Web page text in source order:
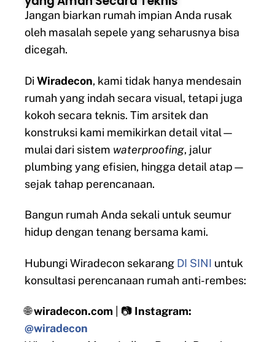
Jangan biarkan rumah impian Anda rusak
oleh masalah sepele yang seharusnya bisa
dicegah.
Di Wiradecon, kami tidak hanya mendesain
rumah yang indah secara visual, tetapi juga
kokoh secara teknis. Tim arsitek dan
konstruksi kami memikirkan detail vital—
mulai dari sistem waterproofing, jalur
plumbing yang efisien, hingga detail atap—
sejak tahap perencanaan.
Bangun rumah Anda sekali untuk seumur
hidup dengan tenang bersama kami.
Hubungi Wiradecon sekarang DI SINI untuk
konsultasi perencanaan rumah anti-rembes:
🌐wiradecon.com | 📷 Instagram:
@wiradecon